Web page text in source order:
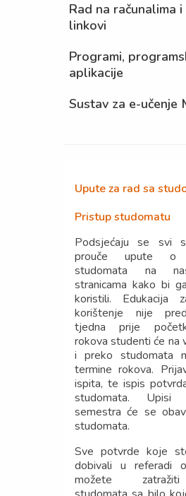
Rad na računalima
linkovi
Programi,
aplikacije
Sustav za e-učenje
Upute za rad sa
Pristup studomatu
Podsjećaju se svi
prouče upute o
studomata na
stranicama kako bi
koristili. Edukacija
korištenje nije
tjedna prije
rokova studenti će na
i preko studomata
termine rokova.
ispita, te ispis
studomata.
semestra će se
studomata.
Sve potvrde koje
dobivali u referadi
možete